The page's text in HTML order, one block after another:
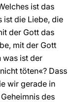
ist das
ist die Liebe, die
der Gott das
mit der Gott
was ist der
töten«? Dass
wir gerade in
des